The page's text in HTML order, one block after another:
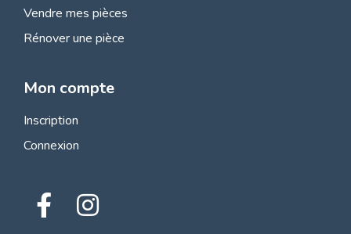
Vendre mes pièces
Rénover une pièce
Mon compte
Inscription
Connexion